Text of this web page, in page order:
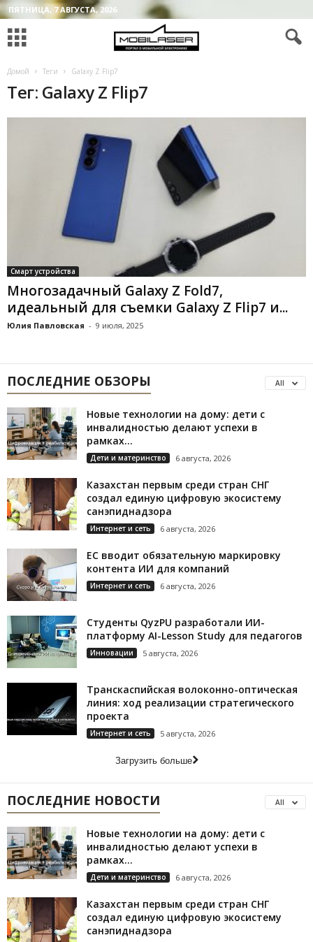
ПЯТНИЦА, 7 АВГУСТА, 2026
Домой Теги Galaxy Z Flip7
Тег: Galaxy Z Flip7
Смарт устройства
Многозадачный Galaxy Z Fold7,
идеальный для съемки Galaxy Z Flip7 и...
Юлия Павловская - 9 июля, 2025
ПОСЛЕДНИЕ ОБЗОРЫ All
Новые технологии на дому: дети с
инвалидностью делают успехи в
рамках...
Дети и материнство 6 августа, 2026
Казахстан первым среди стран СНГ
создал единую цифровую экосистему
санэпиднадзора
Интернет и сеть 6 августа, 2026
ЕС вводит обязательную маркировку
контента ИИ для компаний
Интернет и сеть 6 августа, 2026
Студенты QyzPU разработали ИИ-
платформу AI-Lesson Study для педагогов
Инновации 5 августа, 2026
Транскаспийская волоконно-оптическая
линия: ход реализации стратегического
проекта
Интернет и сеть 5 августа, 2026
Загрузить больше
ПОСЛЕДНИЕ НОВОСТИ All
Новые технологии на дому: дети с
инвалидностью делают успехи в
рамках...
Дети и материнство 6 августа, 2026
Казахстан первым среди стран СНГ
создал единую цифровую экосистему
санэпиднадзора